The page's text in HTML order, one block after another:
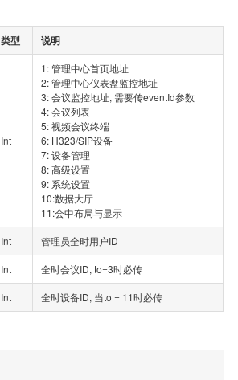
类型 说明
Int
1: 管理中心首页地址
2: 管理中心仪表盘监控地址
3: 会议监控地址, 需要传eventId参数
4: 会议列表
5: 视频会议终端
6: H323/SIP设备
7: 设备管理
8: 高级设置
9: 系统设置
10:数据大厅
11:会中布局与显示
Int 管理员全时用户ID
Int 全时会议ID, to=3时必传
Int 全时设备ID, 当to = 11时必传